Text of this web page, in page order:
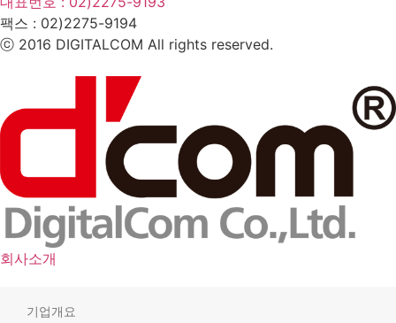
팩스 : 02)2275-9194​
ⓒ 2016 DIGITALCOM All rights reserved.
회사소개
기업개요